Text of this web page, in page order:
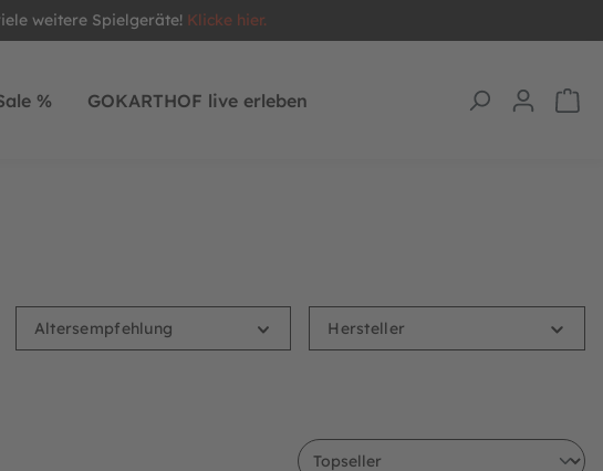
weitere Spielgeräte! Klicke hier.
% GOKARTHOF live erleben
Altersempfehlung Hersteller